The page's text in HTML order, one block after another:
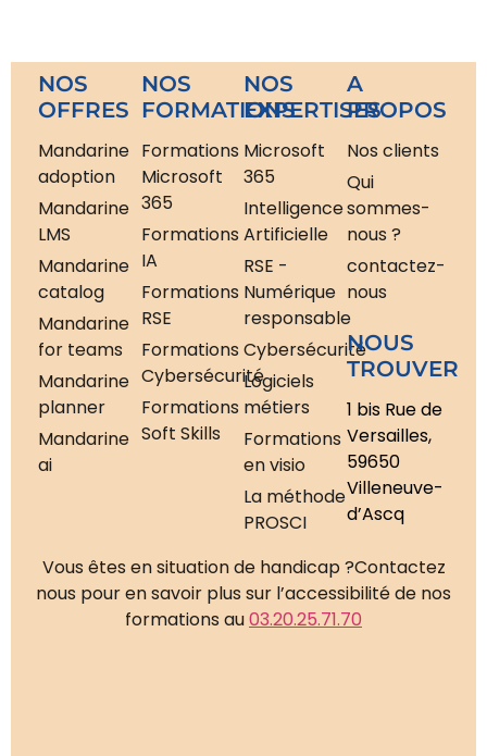
NOS
OFFRES
Mandarine
adoption
Mandarine
LMS
Mandarine
catalog
Mandarine
for teams
Mandarine
planner
Mandarine
ai
NOS
FORMATIONS
Formations
Microsoft
365
Formations
IA
Formations
RSE
Formations
Cybersécurité
Formations
Soft Skills
NOS
EXPERTISES
Microsoft
365
Intelligence
Artificielle
RSE -
Numérique
responsable
Cybersécurité
Logiciels
métiers
Formations
en visio
La méthode
PROSCI
A
PROPOS
Nos clients
Qui
sommes-
nous ?
contactez-
nous
NOUS
TROUVER
1 bis Rue de
Versailles,
59650
Villeneuve-
d’Ascq
Vous êtes en situation de handicap ?Contactez
nous pour en savoir plus sur l’accessibilité de nos
formations au03.20.25.71.70